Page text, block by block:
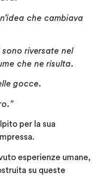
che cambiava
sono riversate nel
che ne risulta.
gocce.
per la sua
esperienze umane,
su queste